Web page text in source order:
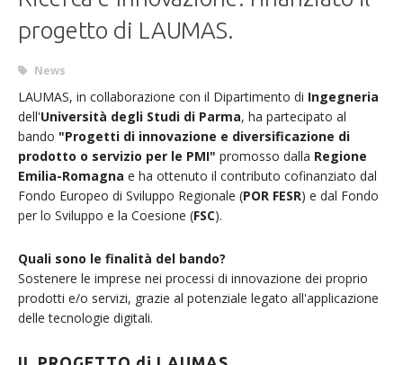
progetto di LAUMAS.
News
LAUMAS, in collaborazione con il Dipartimento di Ingegneria
dell'Università degli Studi di Parma, ha partecipato al
bando "Progetti di innovazione e diversificazione di
prodotto o servizio per le PMI" promosso dalla Regione
Emilia-Romagna e ha ottenuto il contributo cofinanziato dal
Fondo Europeo di Sviluppo Regionale (POR FESR) e dal Fondo
per lo Sviluppo e la Coesione (FSC).
Quali sono le finalità del bando?
Sostenere le imprese nei processi di innovazione dei proprio
prodotti e/o servizi, grazie al potenziale legato all'applicazione
delle tecnologie digitali.